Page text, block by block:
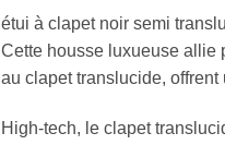
étui à clapet noir semi
Cette housse luxueuse allie
au clapet translucide,
High-tech, le clapet